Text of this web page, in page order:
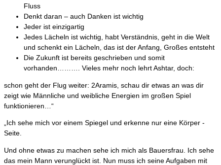
Fluss
Denkt daran – auch Danken ist wichtig
Jeder ist einzigartig
Jedes Lächeln ist wichtig, habt Verständnis, geht in die Welt
und schenkt ein Lächeln, das ist der Anfang, Großes entsteht
Die Zukunft ist bereits geschrieben und somit
vorhanden………. Vieles mehr noch lehrt Ashtar, doch:
schon geht der Flug weiter: 2Aramis, schau dir etwas an was dir
zeigt wie Männliche und weibliche Energien im großen Spiel
funktionieren…“
„Ich sehe mich vor einem Spiegel und erkenne nur eine Körper -
Seite.
Und ohne etwas zu machen sehe ich mich als Bauersfrau. Ich sehe
das mein Mann verunglückt ist. Nun muss ich seine Aufgaben mit